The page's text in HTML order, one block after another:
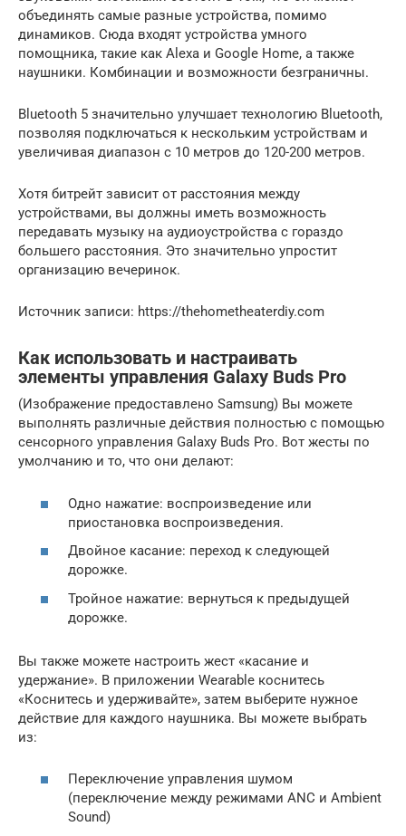
объединять самые разные устройства, помимо
динамиков. Сюда входят устройства умного
помощника, такие как Alexa и Google Home, а также
наушники. Комбинации и возможности безграничны.
Bluetooth 5 значительно улучшает технологию Bluetooth,
позволяя подключаться к нескольким устройствам и
увеличивая диапазон с 10 метров до 120-200 метров.
Хотя битрейт зависит от расстояния между
устройствами, вы должны иметь возможность
передавать музыку на аудиоустройства с гораздо
большего расстояния. Это значительно упростит
организацию вечеринок.
Источник записи: https://thehometheaterdiy.com
Как использовать и настраивать
элементы управления Galaxy Buds Pro
(Изображение предоставлено Samsung) Вы можете
выполнять различные действия полностью с помощью
сенсорного управления Galaxy Buds Pro. Вот жесты по
умолчанию и то, что они делают:
Одно нажатие: воспроизведение или
приостановка воспроизведения.
Двойное касание: переход к следующей
дорожке.
Тройное нажатие: вернуться к предыдущей
дорожке.
Вы также можете настроить жест «касание и
удержание». В приложении Wearable коснитесь
«Коснитесь и удерживайте», затем выберите нужное
действие для каждого наушника. Вы можете выбрать
из:
Переключение управления шумом
(переключение между режимами ANC и Ambient
Sound)